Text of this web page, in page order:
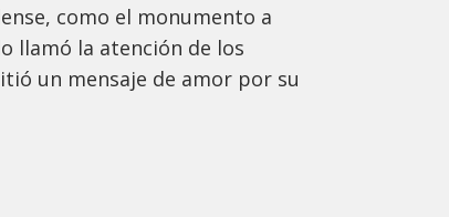
como el monumento a
llamó la atención de los
un mensaje de amor por su